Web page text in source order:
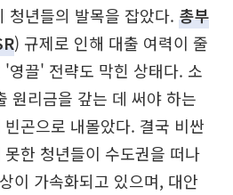
청년들의 발목을 잡았다. 총부
) 규제로 인해 대출 여력이 줄
영끌' 전략도 막힌 상태다. 소
원리금을 갚는 데 써야 하는
곤으로 내몰았다. 결국 비싼
한 청년들이 수도권을 떠나
이 가속화되고 있으며, 대안